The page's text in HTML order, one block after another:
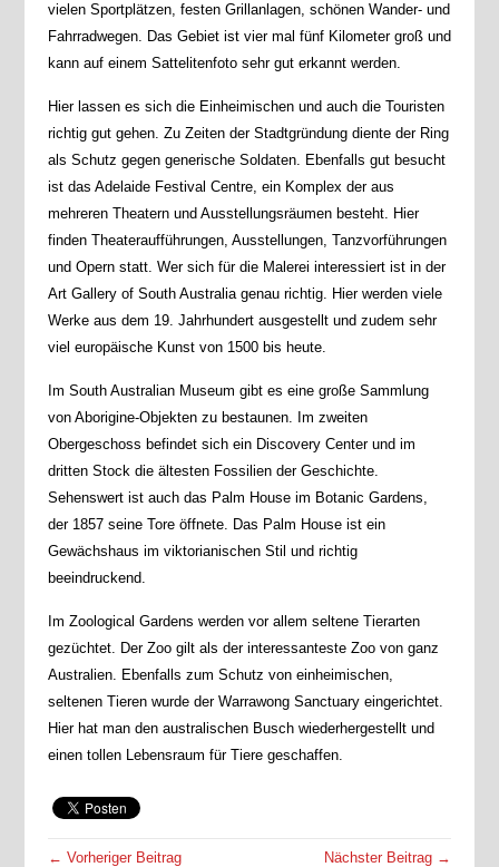
vielen Sportplätzen, festen Grillanlagen, schönen Wander- und
Fahrradwegen. Das Gebiet ist vier mal fünf Kilometer groß und
kann auf einem Sattelitenfoto sehr gut erkannt werden.
Hier lassen es sich die Einheimischen und auch die Touristen
richtig gut gehen. Zu Zeiten der Stadtgründung diente der Ring
als Schutz gegen generische Soldaten. Ebenfalls gut besucht
ist das Adelaide Festival Centre, ein Komplex der aus
mehreren Theatern und Ausstellungsräumen besteht. Hier
finden Theateraufführungen, Ausstellungen, Tanzvorführungen
und Opern statt. Wer sich für die Malerei interessiert ist in der
Art Gallery of South Australia genau richtig. Hier werden viele
Werke aus dem 19. Jahrhundert ausgestellt und zudem sehr
viel europäische Kunst von 1500 bis heute.
Im South Australian Museum gibt es eine große Sammlung
von Aborigine-Objekten zu bestaunen. Im zweiten
Obergeschoss befindet sich ein Discovery Center und im
dritten Stock die ältesten Fossilien der Geschichte.
Sehenswert ist auch das Palm House im Botanic Gardens,
der 1857 seine Tore öffnete. Das Palm House ist ein
Gewächshaus im viktorianischen Stil und richtig
beeindruckend.
Im Zoological Gardens werden vor allem seltene Tierarten
gezüchtet. Der Zoo gilt als der interessanteste Zoo von ganz
Australien. Ebenfalls zum Schutz von einheimischen,
seltenen Tieren wurde der Warrawong Sanctuary eingerichtet.
Hier hat man den australischen Busch wiederhergestellt und
einen tollen Lebensraum für Tiere geschaffen.
← Vorheriger Beitrag Nächster Beitrag →